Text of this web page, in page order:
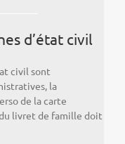
d’état civil
civil sont
la
de la carte
livret de famille doit